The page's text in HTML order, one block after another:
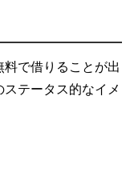
で借りることが出
テータス的なイメ